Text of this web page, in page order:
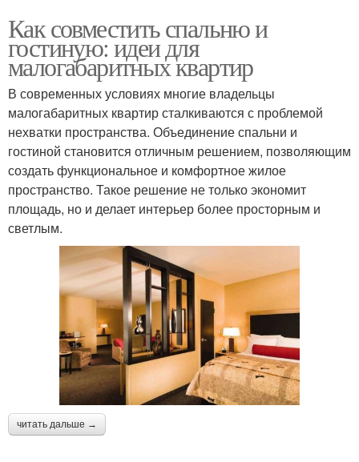
Как совместить спальню и
гостиную: идеи для
малогабаритных квартир
В современных условиях многие владельцы
малогабаритных квартир сталкиваются с проблемой
нехватки пространства. Объединение спальни и
гостиной становится отличным решением, позволяющим
создать функциональное и комфортное жилое
пространство. Такое решение не только экономит
площадь, но и делает интерьер более просторным и
светлым.
читать дальше →